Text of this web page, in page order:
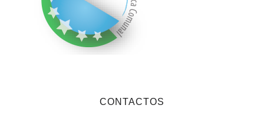
CONTACTOS